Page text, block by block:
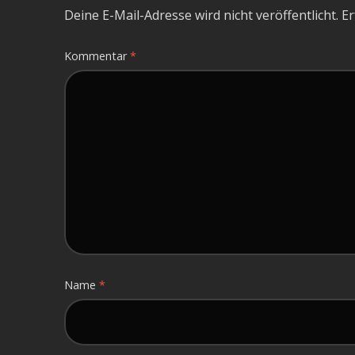
Deine E-Mail-Adresse wird nicht veröffentlicht.
Kommentar*
Name *